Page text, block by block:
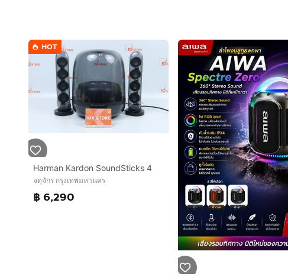
HOT
Harman Kardon SoundSticks 4
จตุจักร กรุงเทพมหานคร
฿ 6,290